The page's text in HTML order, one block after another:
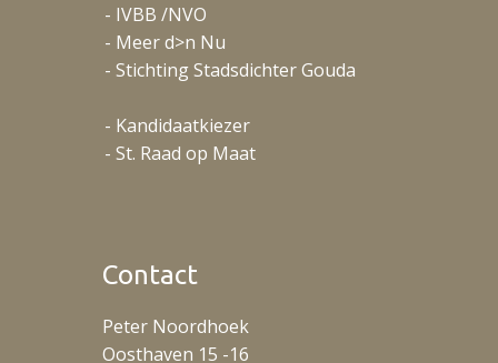
- IVBB /NVO
- Meer d>n Nu
- Stichting Stadsdichter Gouda
- Kandidaatkiezer
- St. Raad op Maat
Contact
Peter Noordhoek
Oosthaven 15 -16